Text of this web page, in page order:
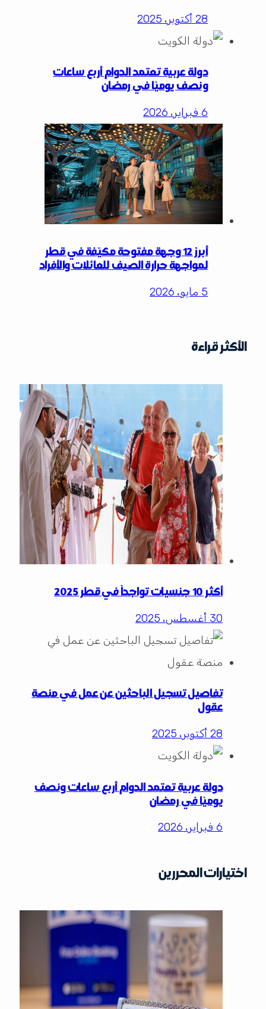
28 أكتوبر، 2025
دولة عربية تعتمد الدوام أربع ساعات
ونصف يوميًا في رمضان
6 فبراير، 2026
أبرز 12 وجهة مفتوحة مكيّفة في قطر
لمواجهة حرارة الصيف للعائلات والأفراد
5 مايو، 2026
الأكثر قراءة
أكثر 10 جنسيات تواجداً في قطر 2025
30 أغسطس، 2025
تفاصيل تسجيل الباحثين عن عمل في منصة
عقول
28 أكتوبر، 2025
دولة عربية تعتمد الدوام أربع ساعات ونصف
يوميًا في رمضان
6 فبراير، 2026
اختيارات المحررين